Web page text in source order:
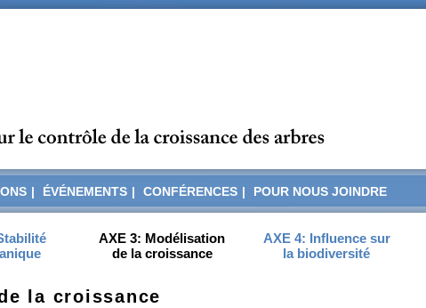
| ÉVÉNEMENTS | CONFÉRENCES | POUR NOUS JOINDRE
AXE 3: Modélisation
de la croissance
AXE 4: Influence sur
la biodiversité
la croissance